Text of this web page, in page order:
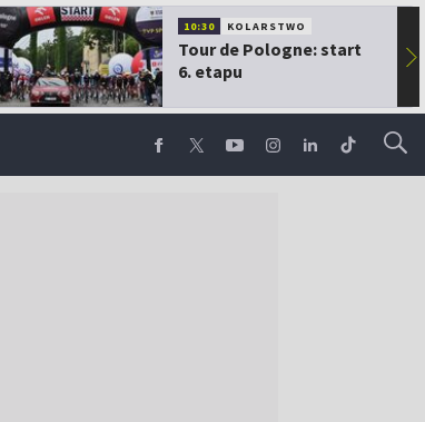
10:30 KOLARSTWO
Tour de Pologne: start
6. etapu
▶